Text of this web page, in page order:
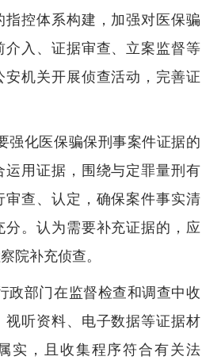
指控体系构建，加强对医保骗
介入、证据审查、立案监督等
安机关开展侦查活动，完善证
化医保骗保刑事案件证据的
运用证据，围绕与定罪量刑有
审查、认定，确保案件事实清
分。认为需要补充证据的，应
院补充侦查。
部门在监督检查和调查中收
视听资料、电子数据等证据材
实，且收集程序符合有关法